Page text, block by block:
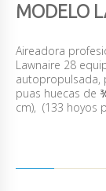
MODELO
Aireadora
Lawnaire 28
autopropulsada,
puas huecas de
cm), (133 hoyos